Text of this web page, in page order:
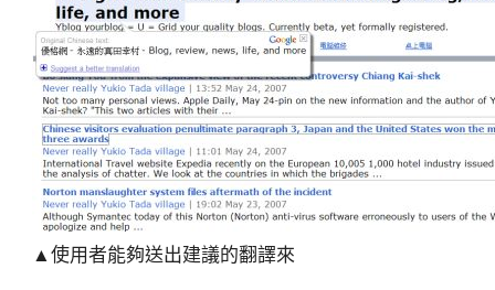
▲使用者能夠送出建議的翻譯來